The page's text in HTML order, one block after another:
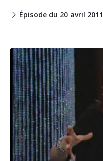
Épisode du 20 avril 2011